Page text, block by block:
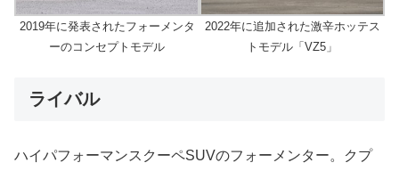
2019年に発表されたフォーメンタ
ーのコンセプトモデル
2022年に追加された激辛ホッテス
トモデル「VZ5」
ライバル
ハイパフォーマンスクーペSUVのフォーメンター。クプ